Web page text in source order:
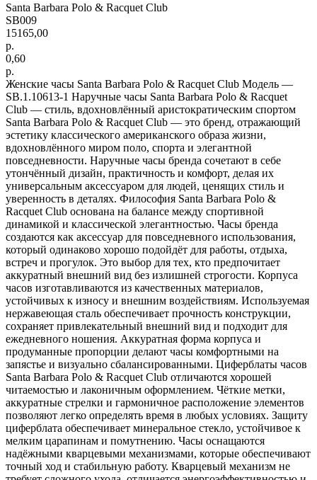
Santa Barbara Polo & Racquet Club
SB009
15165,00
р.
0,60
р.
Женские часы Santa Barbara Polo & Racquet Club Модель —
SB.1.10613-1 Наручные часы Santa Barbara Polo & Racquet
Club — стиль, вдохновлённый аристократическим спортом
Santa Barbara Polo & Racquet Club — это бренд, отражающий
эстетику классического американского образа жизни,
вдохновлённого миром поло, спорта и элегантной
повседневности. Наручные часы бренда сочетают в себе
утончённый дизайн, практичность и комфорт, делая их
универсальным аксессуаром для людей, ценящих стиль и
уверенность в деталях. Философия Santa Barbara Polo &
Racquet Club основана на балансе между спортивной
динамикой и классической элегантностью. Часы бренда
создаются как аксессуар для повседневного использования,
который одинаково хорошо подойдёт для работы, отдыха,
встреч и прогулок. Это выбор для тех, кто предпочитает
аккуратный внешний вид без излишней строгости. Корпуса
часов изготавливаются из качественных материалов,
устойчивых к износу и внешним воздействиям. Используемая
нержавеющая сталь обеспечивает прочность конструкции,
сохраняет привлекательный внешний вид и подходит для
ежедневного ношения. Аккуратная форма корпуса и
продуманные пропорции делают часы комфортными на
запястье и визуально сбалансированными. Циферблаты часов
Santa Barbara Polo & Racquet Club отличаются хорошей
читаемостью и лаконичным оформлением. Чёткие метки,
аккуратные стрелки и гармоничное расположение элементов
позволяют легко определять время в любых условиях. Защиту
циферблата обеспечивает минеральное стекло, устойчивое к
мелким царапинам и помутнению. Часы оснащаются
надёжными кварцевыми механизмами, которые обеспечивают
точный ход и стабильную работу. Кварцевый механизм не